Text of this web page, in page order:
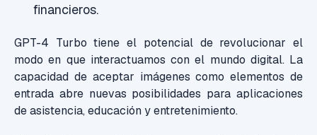
financieros.
GPT-4 Turbo tiene el potencial de revolucionar el
modo en que interactuamos con el mundo digital. La
capacidad de aceptar imágenes como elementos de
entrada abre nuevas posibilidades para aplicaciones
de asistencia, educación y entretenimiento.